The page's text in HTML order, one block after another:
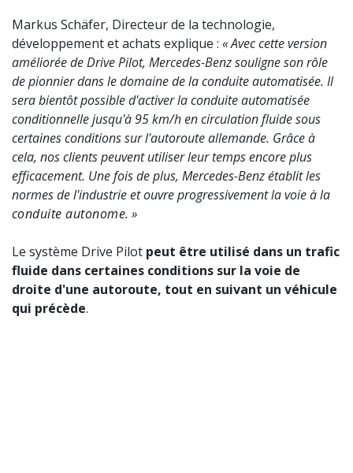
Markus Schäfer, Directeur de la technologie,
développement et achats explique : « Avec cette version
améliorée de Drive Pilot, Mercedes-Benz souligne son rôle
de pionnier dans le domaine de la conduite automatisée. Il
sera bientôt possible d'activer la conduite automatisée
conditionnelle jusqu'à 95 km/h en circulation fluide sous
certaines conditions sur l'autoroute allemande. Grâce à
cela, nos clients peuvent utiliser leur temps encore plus
efficacement. Une fois de plus, Mercedes-Benz établit les
normes de l'industrie et ouvre progressivement la voie à la
conduite autonome. »
Le système Drive Pilot peut être utilisé dans un trafic
fluide dans certaines conditions sur la voie de
droite d'une autoroute, tout en suivant un véhicule
qui précède.